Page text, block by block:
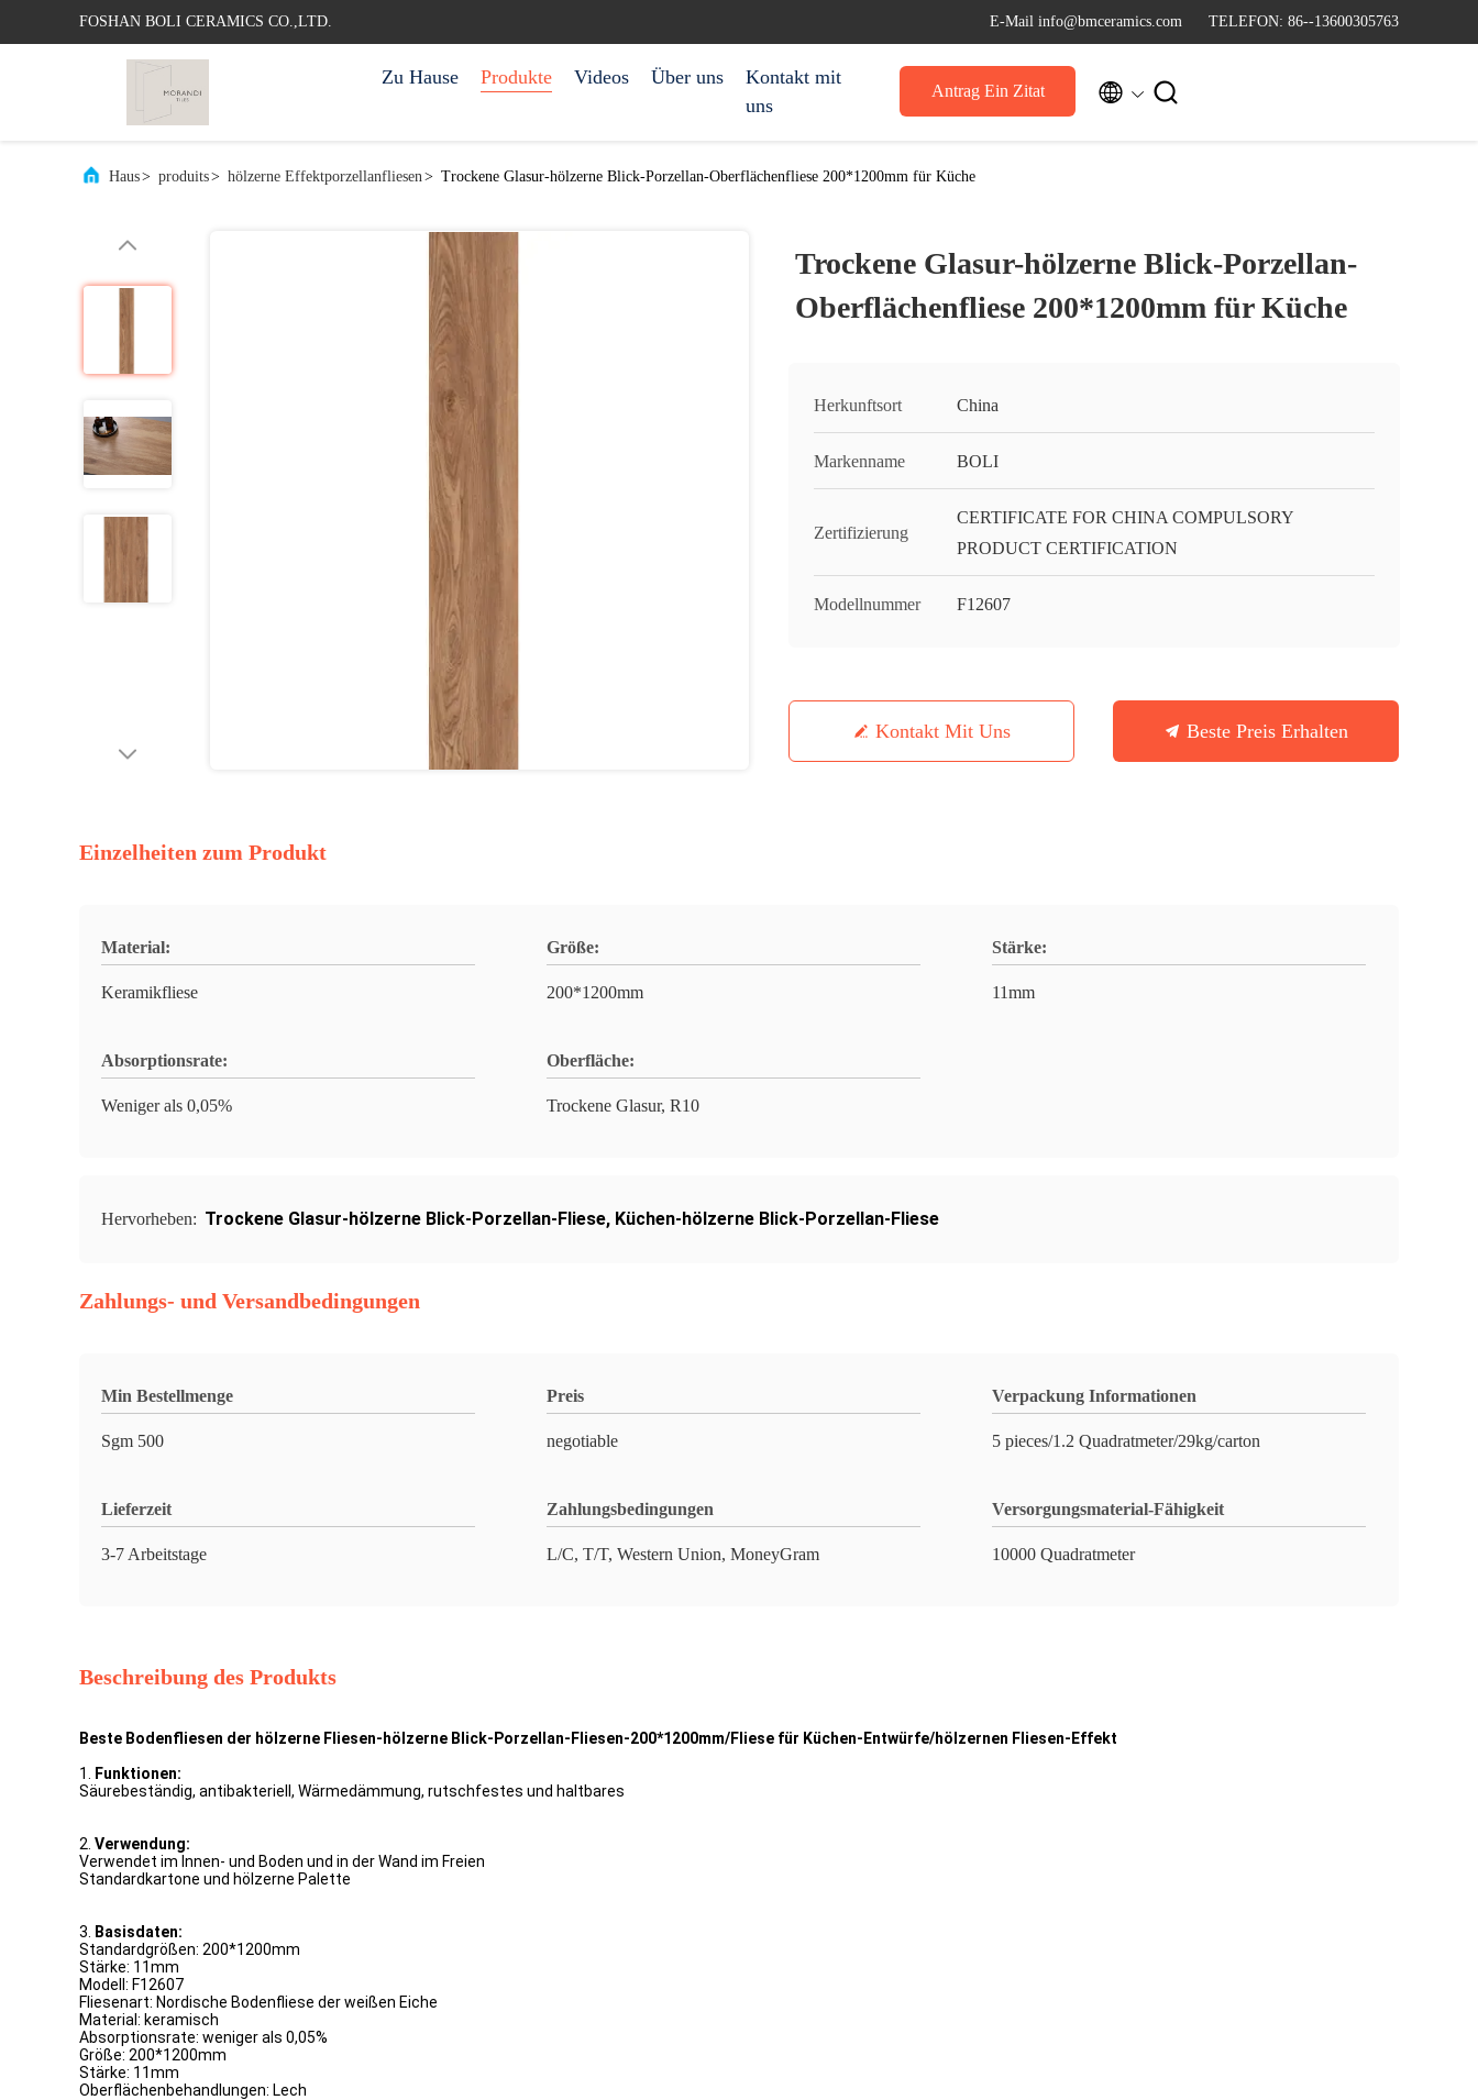
FOSHAN BOLI CERAMICS CO.,LTD. E-Mail info@bmceramics.com TELEFON: 86--13600305763
Zu Hause Produkte Videos Über uns
Kontakt mit
uns
Antrag Ein Zitat  
Haus> produits> hölzerne Effektporzellanfliesen> Trockene Glasur-hölzerne Blick-Porzellan-Oberflächenfliese 200*1200mm für Küche
Trockene Glasur-hölzerne Blick-Porzellan-
Oberflächenfliese 200*1200mm für Küche
Herkunftsort China
Markenname BOLI
Zertifizierung
CERTIFICATE FOR CHINA COMPULSORY
PRODUCT CERTIFICATION
Modellnummer F12607
Kontakt Mit Uns Beste Preis Erhalten
Einzelheiten zum Produkt
Material:
Keramikfliese
Größe:
200*1200mm
Stärke:
11mm
Absorptionsrate:
Weniger als 0,05%
Oberfläche:
Trockene Glasur, R10
Hervorheben: Trockene Glasur-hölzerne Blick-Porzellan-Fliese, Küchen-hölzerne Blick-Porzellan-Fliese
Zahlungs- und Versandbedingungen
Min Bestellmenge
Sgm 500
Preis
negotiable
Verpackung Informationen
5 pieces/1.2 Quadratmeter/29kg/carton
Lieferzeit
3-7 Arbeitstage
Zahlungsbedingungen
L/C, T/T, Western Union, MoneyGram
Versorgungsmaterial-Fähigkeit
10000 Quadratmeter
Beschreibung des Produkts
Beste Bodenfliesen der hölzerne Fliesen-hölzerne Blick-Porzellan-Fliesen-200*1200mm/Fliese für Küchen-Entwürfe/hölzernen Fliesen-Effekt
1.
Funktionen:
Säurebeständig, antibakteriell, Wärmedämmung, rutschfestes und haltbares
2. Verwendung:
Verwendet im Innen- und Boden und in der Wand im Freien
Standardkartone und hölzerne Palette
3.
Basisdaten:
Standardgrößen: 200*1200mm
Stärke: 11mm
Modell: F12607
Fliesenart: Nordische Bodenfliese der weißen Eiche
Material: keramisch
Absorptionsrate: weniger als 0,05%
Größe: 200*1200mm
Stärke: 11mm
Oberflächenbehandlungen: Lech